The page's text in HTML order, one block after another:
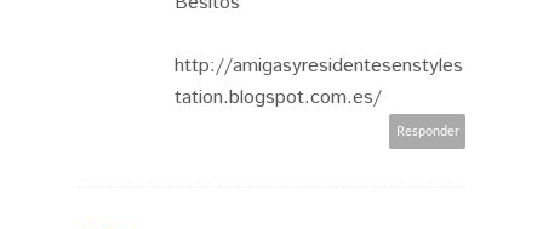
http://amigasyresidentesenstyles
tation.blogspot.com.es/
Responder